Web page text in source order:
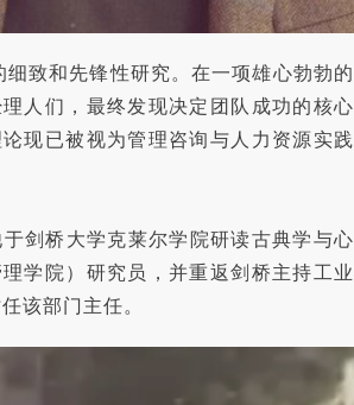
致和先锋性研究。在一项雄心勃勃的
人们，最终发现决定团队成功的核心
现已被视为管理咨询与人力资源实践
剑桥大学克莱尔学院研读古典学与心
学院）研究员，并重返剑桥主持工业
该部门主任。